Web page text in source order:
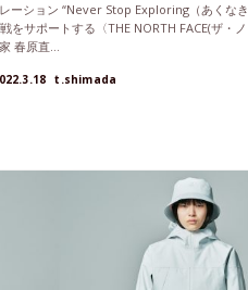
ーション “Never Stop Exploring（あくなき
をサポートする〈THE NORTH FACE(ザ・ノ
春原直...
t.shimada